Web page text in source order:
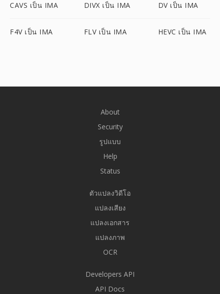
CAVS เป็น IMA DIVX เป็น IMA DV เป็น IMA
F4V เป็น IMA FLV เป็น IMA HEVC เป็น IMA
About
Security
รูปแบบ
Help
Status
ตัวแปลงวิดีโอ
แปลงเสียง
แปลงเอกสาร
แปลงภาพ
OCR
Developers API
API Docs